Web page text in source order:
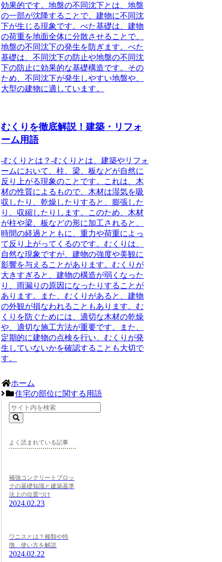
効果的です。地盤の不同沈下とは、地盤
の一部が沈降することで、建物に不同沈
下が生じる現象です。べた基礎は、建物
の荷重を地面全体に分散させることで、
地盤の不同沈下の発生を防ぎます。べた
基礎は、不同沈下の防止や地盤の不同沈
下の防止に効果的な基礎構造です。その
ため、不同沈下が発生しやすい地盤や、
大型の建物に適しています。
むくりを徹底解説！建築・リフォ
ーム用語
-むくりとは？-むくりとは、建築やリフォ
ームにおいて、柱、梁、板などが自然に
反り上がる現象のことです。これは、木
材の性質によるもので、木材は湿気を吸
収したり、乾燥したりすると、膨張した
り、収縮したりします。このため、木材
が柱や梁、板などの形に加工されると、
時間の経過とともに、重力や荷重によっ
て反り上がってくるのです。むくりは、
自然な現象ですが、建物の強度や美観に
影響を与えることがあります。むくりが
大きすぎると、建物の構造が弱くなった
り、雨漏りの原因になったりすることが
あります。また、むくりがあると、建物
の外観が損なわれることもあります。む
くりを防ぐためには、適切な木材の乾燥
や、適切な施工方法が重要です。また、
定期的に建物の点検を行い、むくりが発
生していないかを確認することも大切で
す。
ホーム
住宅の部位に関する用語
よく読まれている記事
補強コンクリートブロッ
クの基礎知識と建築基準
法上の位置づけ
2024.02.23
ワニスとは？種類や特
徴、使い方を解説
2024.02.22